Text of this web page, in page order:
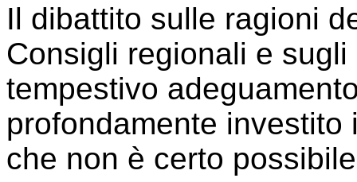
Il dibattito sulle ragioni
Consigli regionali e
tempestivo
profondamente
che non è certo